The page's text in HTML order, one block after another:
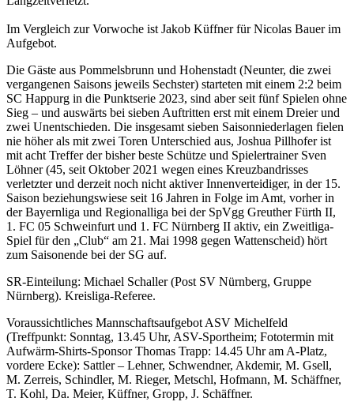
Im Vergleich zur Vorwoche ist Jakob Küffner für Nicolas Bauer im
Aufgebot.
Die Gäste aus Pommelsbrunn und Hohenstadt (Neunter, die zwei
vergangenen Saisons jeweils Sechster) starteten mit einem 2:2 beim
SC Happurg in die Punktserie 2023, sind aber seit fünf Spielen ohne
Sieg – und auswärts bei sieben Auftritten erst mit einem Dreier und
zwei Unentschieden. Die insgesamt sieben Saisonniederlagen fielen
nie höher als mit zwei Toren Unterschied aus, Joshua Pillhofer ist
mit acht Treffer der bisher beste Schütze und Spielertrainer Sven
Löhner (45, seit Oktober 2021 wegen eines Kreuzbandrisses
verletzter und derzeit noch nicht aktiver Innenverteidiger, in der 15.
Saison beziehungswiese seit 16 Jahren in Folge im Amt, vorher in
der Bayernliga und Regionalliga bei der SpVgg Greuther Fürth II,
1. FC 05 Schweinfurt und 1. FC Nürnberg II aktiv, ein Zweitliga-
Spiel für den „Club“ am 21. Mai 1998 gegen Wattenscheid) hört
zum Saisonende bei der SG auf.
SR-Einteilung: Michael Schaller (Post SV Nürnberg, Gruppe
Nürnberg). Kreisliga-Referee.
Voraussichtliches Mannschaftsaufgebot ASV Michelfeld
(Treffpunkt: Sonntag, 13.45 Uhr, ASV-Sportheim; Fototermin mit
Aufwärm-Shirts-Sponsor Thomas Trapp: 14.45 Uhr am A-Platz,
vordere Ecke): Sattler – Lehner, Schwendner, Akdemir, M. Gsell,
M. Zerreis, Schindler, M. Rieger, Metschl, Hofmann, M. Schäffner,
T. Kohl, Da. Meier, Küffner, Gropp, J. Schäffner.